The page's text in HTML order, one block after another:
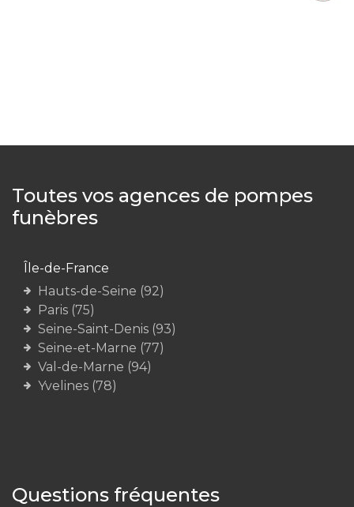
Toutes vos agences de pompes
funèbres
Île-de-France
Hauts-de-Seine (92)
Paris (75)
Seine-Saint-Denis (93)
Seine-et-Marne (77)
Val-de-Marne (94)
Yvelines (78)
Questions fréquentes